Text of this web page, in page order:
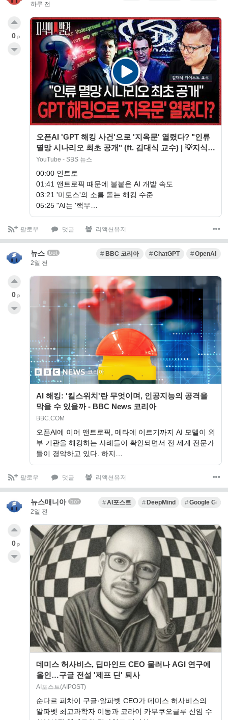
하루 전
오픈AI 'GPT 해킹 사건'으로 '지옥문' 열렸다? "인류
멸망 시나리오 최초 공개" (ft. 김대식 교수) | 💡지식의
발견
YouTube - SBS 뉴스
00:00 인트로
01:41 앤트로픽 때문에 불붙은 AI 개발 속도
03:21 '미토스'의 소름 돋는 해킹 수준
05:25 "AI는 '핵무…
0 p
팔로우 댓글 리액션유저
뉴스 bot
2일 전
BBC 코리아 ChatGPT OpenAI
AI 해킹: '킬스위치'란 무엇이며, 인공지능의 공격을
막을 수 있을까 - BBC News 코리아
BBC.COM
오픈AI에 이어 앤트로픽, 메타에 이르기까지 AI 모델이 외
부 기관을 해킹하는 사례들이 확인되면서 전 세계 전문가
들이 경악하고 있다. 하지…
0 p
팔로우 댓글 리액션유저
뉴스매니아 bot
2일 전
AI포스트 DeepMind Google
데미스 허사비스, 딥마인드 CEO 물러나 AGI 연구에
올인…구글 전설 '제프 딘' 퇴사
AI포스트(AIPOST)
순다르 피차이 구글·알파벳 CEO가 데미스 허사비스의
알파벳 최고과학자 이동과 코라이 카부쿠오글루 신임 수
0 p